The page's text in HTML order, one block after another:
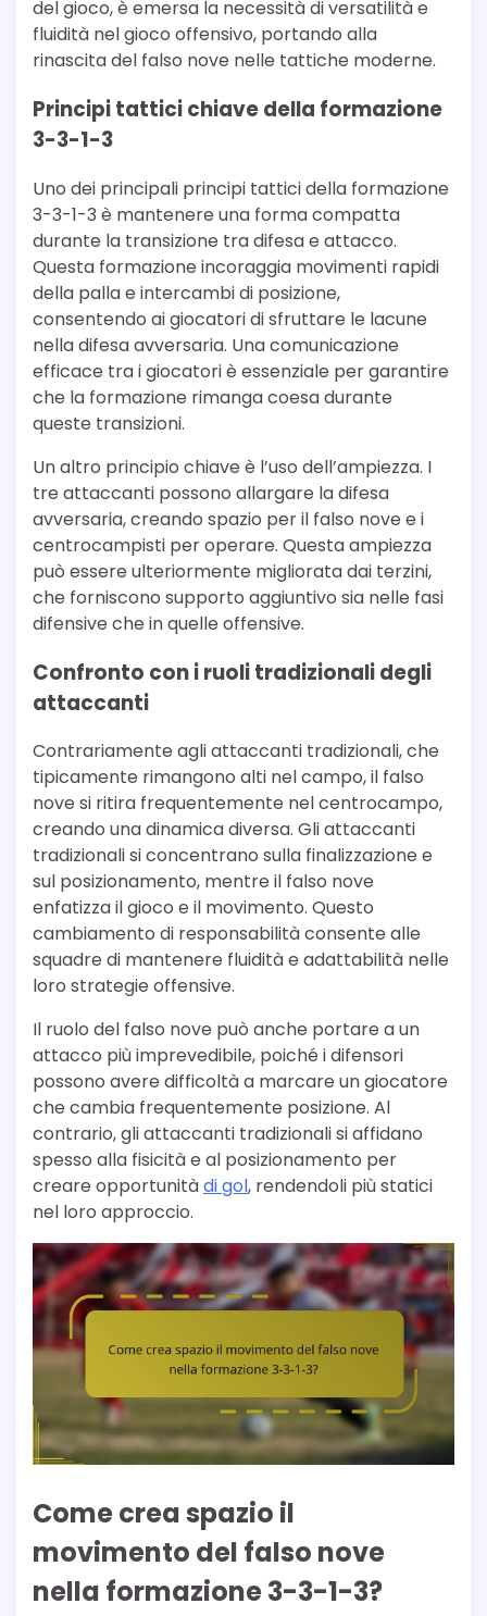
del gioco, è emersa la necessità di versatilità e
fluidità nel gioco offensivo, portando alla
rinascita del falso nove nelle tattiche moderne.
Principi tattici chiave della formazione
3-3-1-3
Uno dei principali principi tattici della formazione
3-3-1-3 è mantenere una forma compatta
durante la transizione tra difesa e attacco.
Questa formazione incoraggia movimenti rapidi
della palla e intercambi di posizione,
consentendo ai giocatori di sfruttare le lacune
nella difesa avversaria. Una comunicazione
efficace tra i giocatori è essenziale per garantire
che la formazione rimanga coesa durante
queste transizioni.
Un altro principio chiave è l’uso dell’ampiezza. I
tre attaccanti possono allargare la difesa
avversaria, creando spazio per il falso nove e i
centrocampisti per operare. Questa ampiezza
può essere ulteriormente migliorata dai terzini,
che forniscono supporto aggiuntivo sia nelle fasi
difensive che in quelle offensive.
Confronto con i ruoli tradizionali degli
attaccanti
Contrariamente agli attaccanti tradizionali, che
tipicamente rimangono alti nel campo, il falso
nove si ritira frequentemente nel centrocampo,
creando una dinamica diversa. Gli attaccanti
tradizionali si concentrano sulla finalizzazione e
sul posizionamento, mentre il falso nove
enfatizza il gioco e il movimento. Questo
cambiamento di responsabilità consente alle
squadre di mantenere fluidità e adattabilità nelle
loro strategie offensive.
Il ruolo del falso nove può anche portare a un
attacco più imprevedibile, poiché i difensori
possono avere difficoltà a marcare un giocatore
che cambia frequentemente posizione. Al
contrario, gli attaccanti tradizionali si affidano
spesso alla fisicità e al posizionamento per
creare opportunitàdi gol, rendendoli più statici
nel loro approccio.
Come crea spazio il
movimento del falso nove
nella formazione 3-3-1-3?